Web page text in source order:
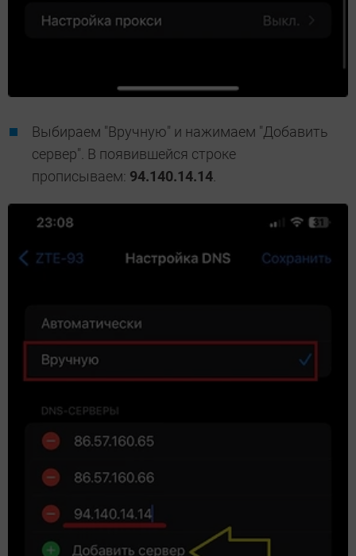
Выбираем "Вручную" и нажимаем "Добавить
сервер". В появившейся строке
прописываем: 94.140.14.14